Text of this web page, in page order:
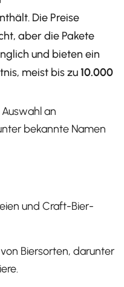
Die Preise
aber die Pakete
und bieten ein
meist bis zu10.000
an
bekannte Namen
und Craft-Bier-
Biersorten, darunter